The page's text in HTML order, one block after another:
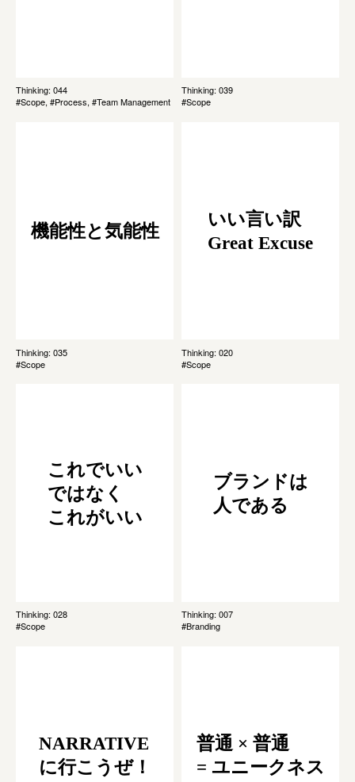
Thinking: 044
#Scope, #Process, #Team Management
Thinking: 039
#Scope
機能性と気能性
Thinking: 035
#Scope
いい言い訳
Great Excuse
Thinking: 020
#Scope
これでいい
ではなく
これがいい
Thinking: 028
#Scope
ブランドは
人である
Thinking: 007
#Branding
NARRATIVE
に行こうぜ！
普通 × 普通
= ユニークネス